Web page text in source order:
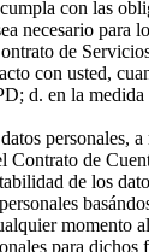
con las
necesario para
de
con usted,
d. en la
de
de los
momento
para